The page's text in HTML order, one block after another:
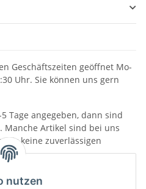
nutzen
Geschäftszeiten geöffnet Mo-
Uhr. Sie können uns gern
Tage angegeben, dann sind
Manche Artikel sind bei uns
keine zuverlässigen